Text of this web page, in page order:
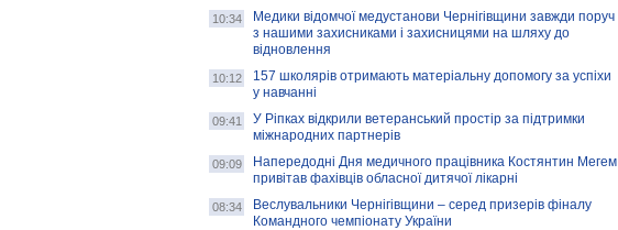
10:34
Медики відомчої медустанови Чернігівщини завжди поруч
з нашими захисниками і захисницями на шляху до
відновлення
10:12
157 школярів отримають матеріальну допомогу за успіхи
у навчанні
09:41
У Ріпках відкрили ветеранський простір за підтримки
міжнародних партнерів
09:09
Напередодні Дня медичного працівника Костянтин Мегем
привітав фахівців обласної дитячої лікарні
08:34
Веслувальники Чернігівщини – серед призерів фіналу
Командного чемпіонату України